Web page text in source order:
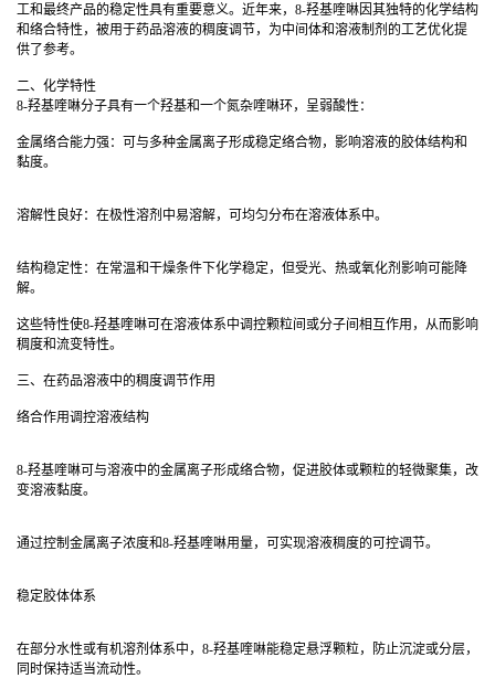
工和最终产品的稳定性具有重要意义。近年来，8-羟基喹啉因其独特的化学结构
和络合特性，被用于药品溶液的稠度调节，为中间体和溶液制剂的工艺优化提
供了参考。
二、化学特性
8-羟基喹啉分子具有一个羟基和一个氮杂喹啉环，呈弱酸性：
金属络合能力强：可与多种金属离子形成稳定络合物，影响溶液的胶体结构和
黏度。
溶解性良好：在极性溶剂中易溶解，可均匀分布在溶液体系中。
结构稳定性：在常温和干燥条件下化学稳定，但受光、热或氧化剂影响可能降
解。
这些特性使8-羟基喹啉可在溶液体系中调控颗粒间或分子间相互作用，从而影响
稠度和流变特性。
三、在药品溶液中的稠度调节作用
络合作用调控溶液结构
8-羟基喹啉可与溶液中的金属离子形成络合物，促进胶体或颗粒的轻微聚集，改
变溶液黏度。
通过控制金属离子浓度和8-羟基喹啉用量，可实现溶液稠度的可控调节。
稳定胶体体系
在部分水性或有机溶剂体系中，8-羟基喹啉能稳定悬浮颗粒，防止沉淀或分层，
同时保持适当流动性。